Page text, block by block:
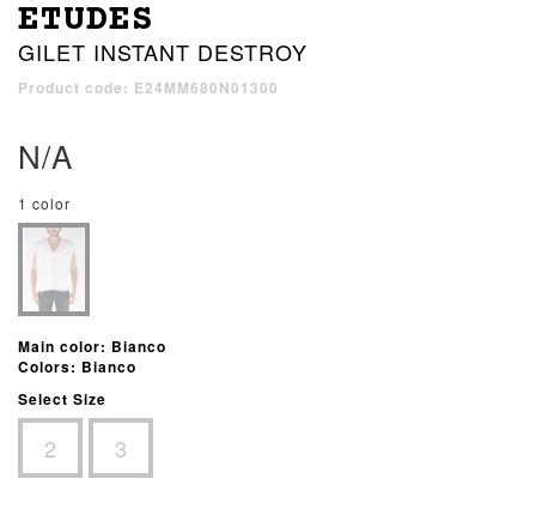
ETUDES
GILET INSTANT DESTROY
Product code: E24MM680N01300
N/A
1 color
Main color: Bianco
Colors: Bianco
Select Size
2 3